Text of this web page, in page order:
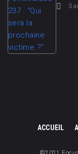
3
ACCUEIL